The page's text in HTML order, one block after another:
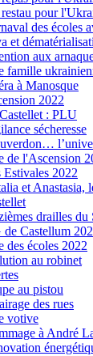
pour
des écoles
et
aux
famille
à Manosque
2022
: PLU
sécheresse
de l'Ascension
Estivales 2022
et Anastasia,
drailles du
de Castellum
des écoles 2022
au robinet
au pistou
des rues
votive
à André